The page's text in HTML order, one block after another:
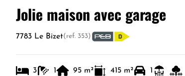
Jolie maison avec garage
7783 Le Bizet(ref. 353)
3 1 95 m² 415 m² 1